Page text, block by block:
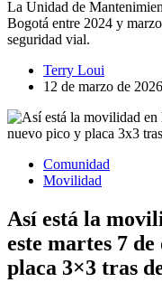
La Unidad de
Bogotá entre 2024 y
seguridad vial.
Terry Loui
12 de marzo de 2026
Comunidad
Movilidad
Así está la
este martes 7
placa 3×3 tras